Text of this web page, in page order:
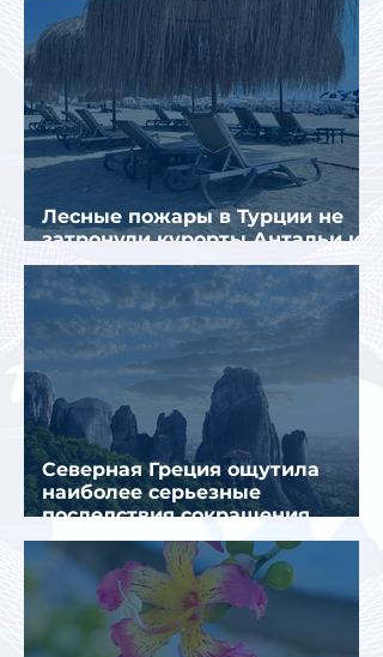
Лесные пожары в Турции не
затронули курорты Антальи и
Муглы
Северная Греция ощутила
наиболее серьезные
последствия сокращения
турпотока из России